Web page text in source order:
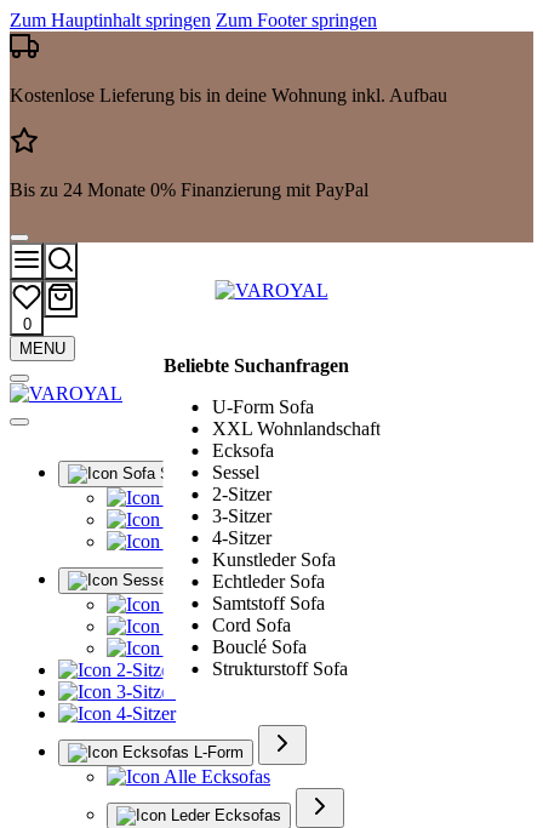
Zum Hauptinhalt springen Zum Footer springen
Kostenlose Lieferung bis in deine Wohnung inkl. Aufbau
Bis zu 24 Monate 0% Finanzierung mit PayPal
0
Beliebte Suchanfragen
U-Form Sofa
XXL Wohnlandschaft
Ecksofa
Sessel
2-Sitzer
3-Sitzer
4-Sitzer
Kunstleder Sofa
Echtleder Sofa
Samtstoff Sofa
Cord Sofa
Bouclé Sofa
Strukturstoff Sofa
Suchergebnisse
MENU
Sofa Sets
Alle Sofa Sets
Ledergarnituren
Polstergarnituren
Sessel
Alle Sessel
Ledersessel
Polstersessel
2-Sitzer
3-Sitzer
4-Sitzer
Ecksofas L-Form
Alle Ecksofas
Leder Ecksofas